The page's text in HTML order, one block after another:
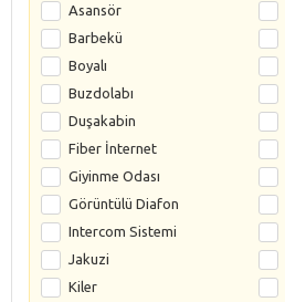
Asansör
Barbekü
Boyalı
Buzdolabı
Duşakabin
Fiber İnternet
Giyinme Odası
Görüntülü Diafon
Intercom Sistemi
Jakuzi
Kiler